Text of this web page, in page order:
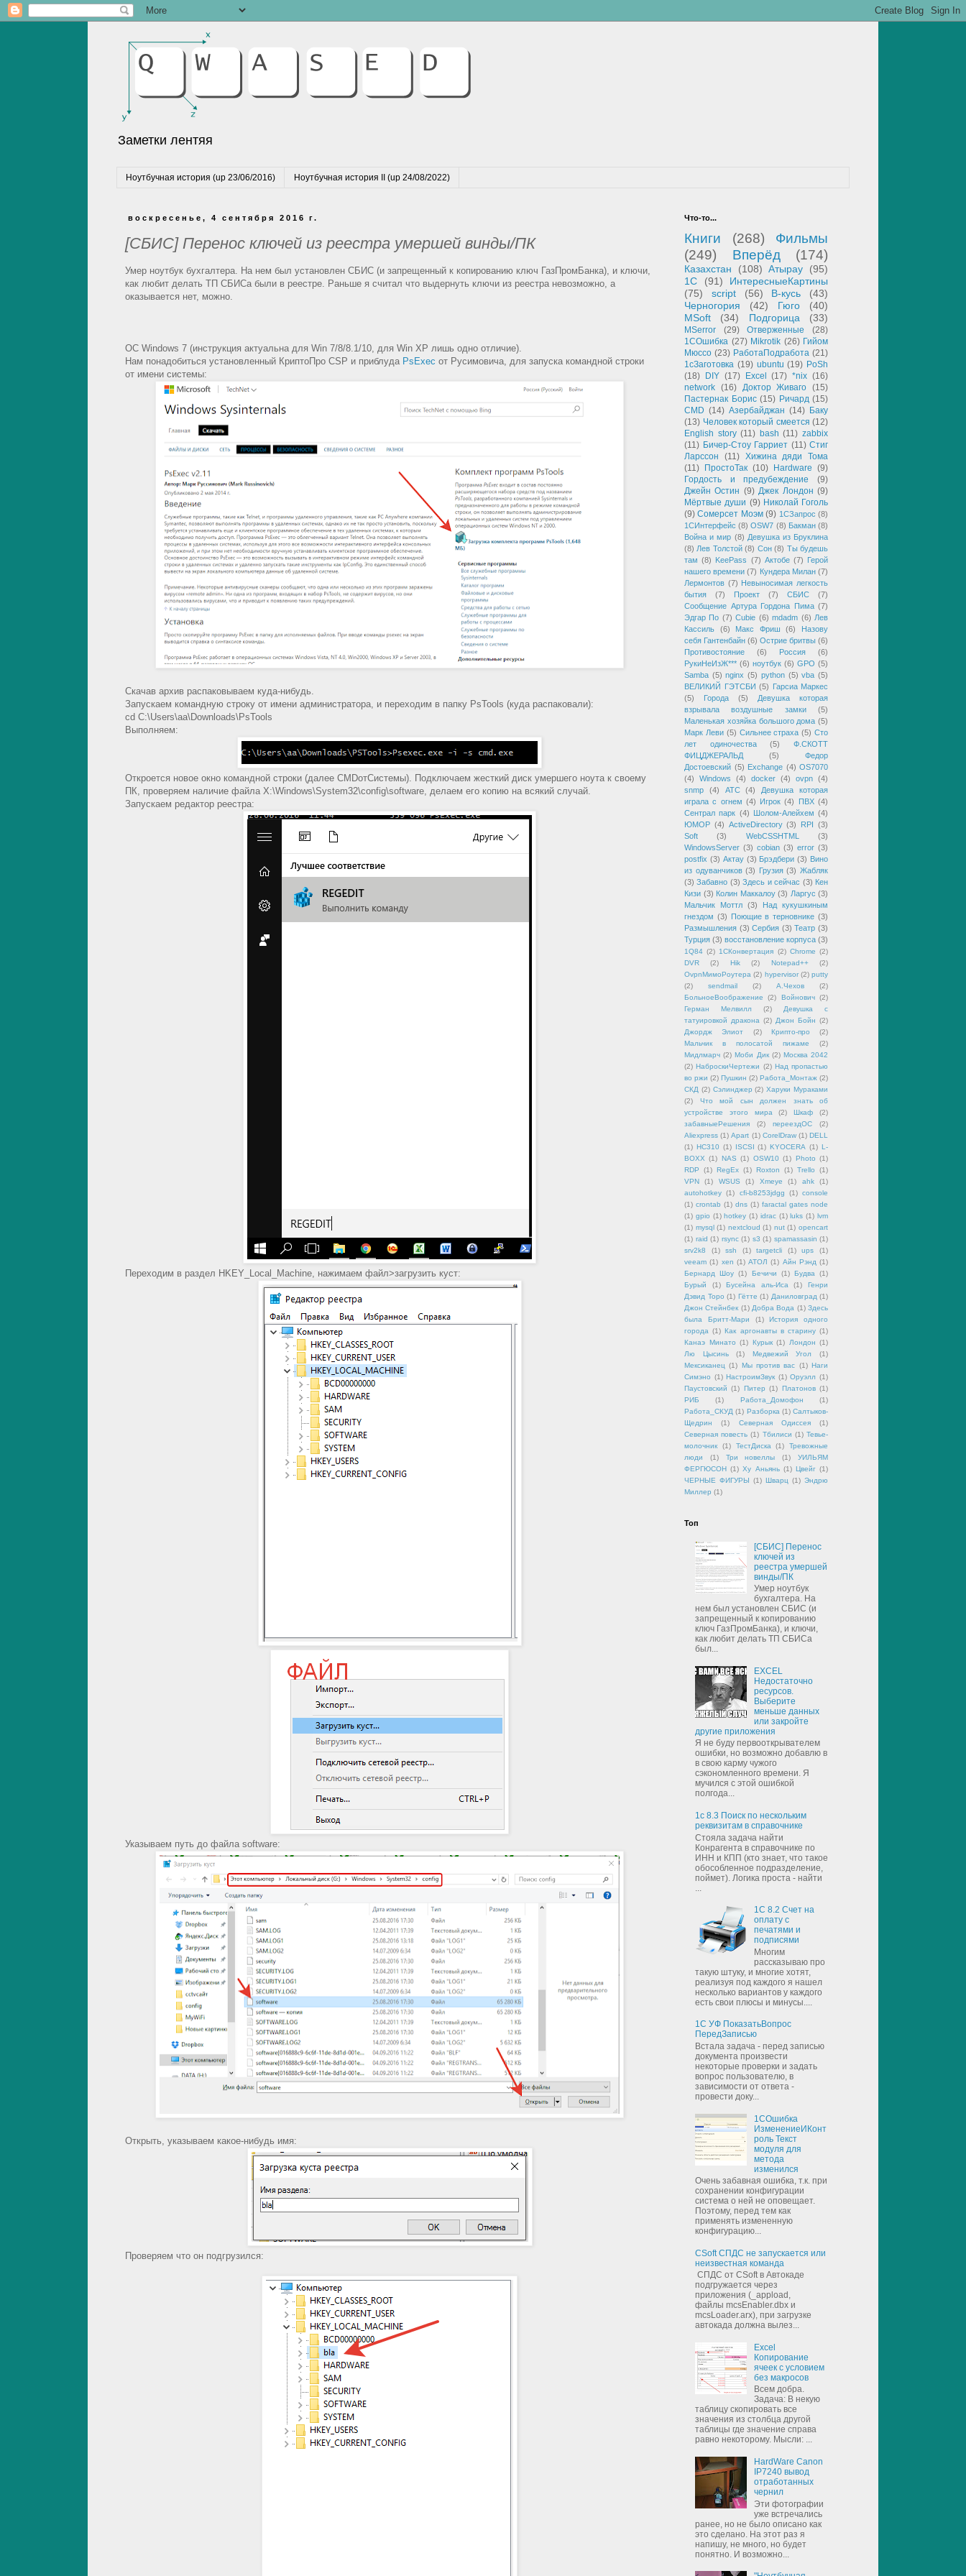
Заметки лентяя
Ноутбучная история (up 23/06/2016) Ноутбучная история II (up 24/08/2022)
воскресенье, 4 сентября 2016 г.
[СБИС] Перенос ключей из реестра умершей винды/ПК
Умер ноутбук бухгалтера. На нем был установлен СБИС (и запрещенный к копированию ключ ГазПромБанка), и ключи,
как любит делать ТП СБИСа были в реестре. Раньше я считал что выдернуть ключи из реестра невозможно, а
оказывается нет, можно.
ОС Windows 7 (инструкция актуальна для Win 7/8/8.1/10, для Win XP лишь одно отличие).
Нам понадобиться установленный КриптоПро CSP и приблуда PsExec от Русимовича, для запуска командной строки
от имени системы:
Скачав архив распаковываем куда-нибудь.
Запускаем командную строку от имени администратора, и переходим в папку PsTools (куда распаковали):
cd C:\Users\aa\Downloads\PsTools
Выполняем:
Откроется новое окно командной строки (далее CMDотСистемы). Подключаем жесткий диск умершего ноута к своему
ПК, проверяем наличие файла X:\Windows\System32\config\software, делаем его копию на всякий случай.
Запускаем редактор реестра:
Переходим в раздел HKEY_Local_Machine, нажимаем файл>загрузить куст:
Указываем путь до файла software:
Открыть, указываем какое-нибудь имя:
Проверяем что он подгрузился:
Что-то...
Книги (268)
Фильмы
(249)
Вперёд (174)
Казахстан (108) Атырау
(95)
1С
(91)
ИнтересныеКартины
(75)
script (56) В-кусь
(43)
Черногория
(42) Гюго
(40)
MSoft
(34) Подгорица (33)
MSerror (29) Отверженные
(28)
1СОшибка (27) Mikrotik (26) Гийом
Мюссо (23) РаботаПодработа (21)
1сЗаготовка (19) ubuntu (19) PoSh
(18)
DIY (17) Excel (17) *nix (16)
network (16) Доктор Живаго (15)
Пастернак Борис (15) Ричард (15)
CMD (14) Азербайджан (14) Баку
(13) Человек который смеется (12)
English story (11) bash (11) zabbix
(11) Бичер-Стоу Гарриет (11) Стиг
Ларссон
(11) Хижина дяди Тома
(11)
ПростоТак (10) Hardware (9)
Гордость и предубеждение
(9)
Джейн Остин (9) Джек Лондон (9)
Мёртвые души (9) Николай Гоголь
(9) Сомерсет Моэм (9) 1СЗапрос (8)
1СИнтерфейс (8) OSW7 (8) Бакман (8)
Война и мир (8) Девушка из Бруклина
(8) Лев Толстой (8) Сон (8) Ты будешь
там (8) KeePass (7) Актобе (7)
Герой
нашего времени (7) Кундера Милан (7)
Лермонтов (7) Невыносимая легкость
бытия
(7) Проект (7) СБИС
(7)
Сообщение Артура Гордона Пима (7)
Эдгар По (7) Cubie (6) mdadm (6) Лев
Кассиль
(6) Макс Фриш (6)
Назову
себя Гантенбайн (6) Острие бритвы (6)
Противостояние
(6) Россия
(6)
РукиНеИзЖ*** (6) ноутбук (6) GPO (5)
Samba (5) nginx (5) python (5) vba (5)
ВЕЛИКИЙ ГЭТСБИ (5)
Гарсиа Маркес
(5)
Города (5)
Девушка которая
взрывала воздушные замки
(5)
Маленькая хозяйка большого дома (5)
Марк Леви (5) Сильнее страха (5) Сто
лет одиночества
(5)
Ф.СКОТТ
ФИЦДЖЕРАЛЬД
(5)
Федор
Достоевский (5) Exchange (4) OS7070
(4)
Windows (4) docker (4) ovpn (4)
snmp
(4) АТС (4)
Девушка которая
играла с огнем (4) Игрок (4) ПВХ (4)
Сентрал парк (4) Шолом-Алейхем (4)
ЮМОР (4) ActiveDirectory (3) RPI
(3)
Soft
(3) WebCSSHTML
(3)
WindowsServer (3) cobian (3) error (3)
postfix (3) Актау (3) Брэдбери (3) Вино
из одуванчиков (3) Грузия (3) Жабляк
(3) Забавно (3) Здесь и сейчас (3) Кен
Кизи (3) Колин Маккалоу (3) Ларгус (3)
Мальчик Моттл (3)
Над кукушкиным
гнездом (3) Поющие в терновнике (3)
Размышления (3) Сербия (3) Театр (3)
Турция (3) восстановление корпуса (3)
1Q84 (2) 1СКонвертация (2) Chrome (2)
DVR
(2) Hik (2) Notepad++
(2)
OvpnМимоРоутера (2) hypervisor (2) putty
(2)
sendmail (2) А.Чехов
(2)
БольноеВоображение
(2) Войнович (2)
Герман Мелвилл
(2)
Девушка с
татуировкой дракона (2) Джон Бойн (2)
Джордж Элиот
(2) Крипто-про
(2)
Мальчик в полосатой пижаме
(2)
Мидлмарч (2) Моби Дик (2) Москва 2042
(2) НаброскиЧертежи (2) Над пропастью
во ржи (2) Пушкин (2) Работа_Монтаж (2)
СКД (2) Сэлинджер (2) Харуки Мураками
(2)
Что мой сын должен знать об
устройстве этого мира
(2) Шкаф
(2)
забавныеРешения
(2) переездОС
(2)
Aliexpress (1) Apart (1) CorelDraw (1) DELL
(1) HC310 (1) ISCSI (1) KYOCERA (1) L-
BOXX (1) NAS (1) OSW10 (1) Photo (1)
RDP
(1) RegEx (1) Roxton (1) Trello
(1)
VPN
(1) WSUS (1) Xmeye (1) ahk
(1)
autohotkey (1) cfi-b8253jdgg (1) console
(1) crontab (1) dns (1) faractal gates node
(1) gpio (1) hotkey (1) idrac (1) luks (1) lvm
(1) mysql (1) nextcloud (1) nut (1) opencart
(1) raid (1) rsync (1) s3 (1) spamassasin (1)
srv2k8
(1) ssh (1) targetcli (1) ups
(1)
veeam (1) xen (1) АТОЛ (1) Айн Рэнд (1)
Бернард Шоу (1) Бечичи (1) Будва (1)
Бурый
(1) Бусейна аль-Иса (1)
Генри
Дэвид Торо (1) Гётте (1) Даниловград (1)
Джон Стейнбек (1) Добра Вода (1) Здесь
была Бритт-Мари
(1)
История одного
города (1) Как аргонавты в старину (1)
Канаэ Минато (1) Курык (1) Лондон (1)
Лю Цысинь
(1) Медвежий Угол
(1)
Мексиканец (1) Мы против вас (1) Наги
Симэно (1) НастроимЗвук (1) Оруэлл (1)
Паустовский (1) Питер (1) Платонов (1)
РИБ
(1) Работа_Домофон
(1)
Работа_СКУД (1) Разборка (1) Салтыков-
Щедрин
(1) Северная Одиссея
(1)
Северная повесть (1) Тбилиси (1) Тевье-
молочник
(1) ТестДиска (1)
Тревожные
люди
(1) Три новеллы (1)
УИЛЬЯМ
ФЕРГЮСОН (1) Ху Аньянь (1) Цвейг (1)
ЧЕРНЫЕ ФИГУРЫ
(1) Шварц (1) Эндрю
Миллер (1)
Топ
[СБИС] Перенос
ключей из
реестра умершей
винды/ПК
Умер ноутбук
бухгалтера. На
нем был установлен СБИС (и
запрещенный к копированию
ключ ГазПромБанка), и ключи,
как любит делать ТП СБИСа
был...
EXCEL
Недостаточно
ресурсов.
Выберите
меньше данных
или закройте
другие приложения
Я не буду первооткрывателем
ошибки, но возможно добавлю в
в свою карму чужого
сэкономленного времени. Я
мучился с этой ошибкой
полгода...
1с 8.3 Поиск по нескольким
реквизитам в справочнике
Стояла задача найти
Конрагента в справочнике по
ИНН и КПП (кто знает, что такое
обособленное подразделение,
поймет). Логика проста - найти
1С 8.2 Счет на
оплату с
печатями и
подписями
Многим
рассказываю про
такую штуку, и многие хотят,
реализуя под каждого я нашел
несколько вариантов у каждого
есть свои плюсы и минусы....
1С УФ ПоказатьВопрос
ПередЗаписью
Встала задача - перед записью
документа произвести
некоторые проверки и задать
вопрос пользователю, в
зависимости от ответа -
провести доку...
1СОшибка
ИзменениеИКонт
роль Текст
модуля для
метода
изменился
Очень забавная ошибка, т.к. при
сохранении конфигурации
система о ней не оповещает.
Поэтому, перед тем как
применять измененную
конфигурацию...
CSoft СПДС не запускается или
неизвестная команда
СПДС от CSoft в Автокаде
подгружается через
приложения (_appload,
файлы mcsEnabler.dbx и
mcsLoader.arx), при загрузке
автокада должна вылез...
Excel
Копирование
ячеек с условием
без макросов
Всем добра.
Задача: В некую
таблицу скопировать все
значения из столбца другой
таблицы где значение справа
равно некоторому. Мысли: ...
HardWare Canon
IP7240 вывод
отработанных
чернил
Эти фотографии
уже встречались
ранее, но не было описано как
это сделано. На этот раз я
напишу, не много, но будет
понятно. И возможно...